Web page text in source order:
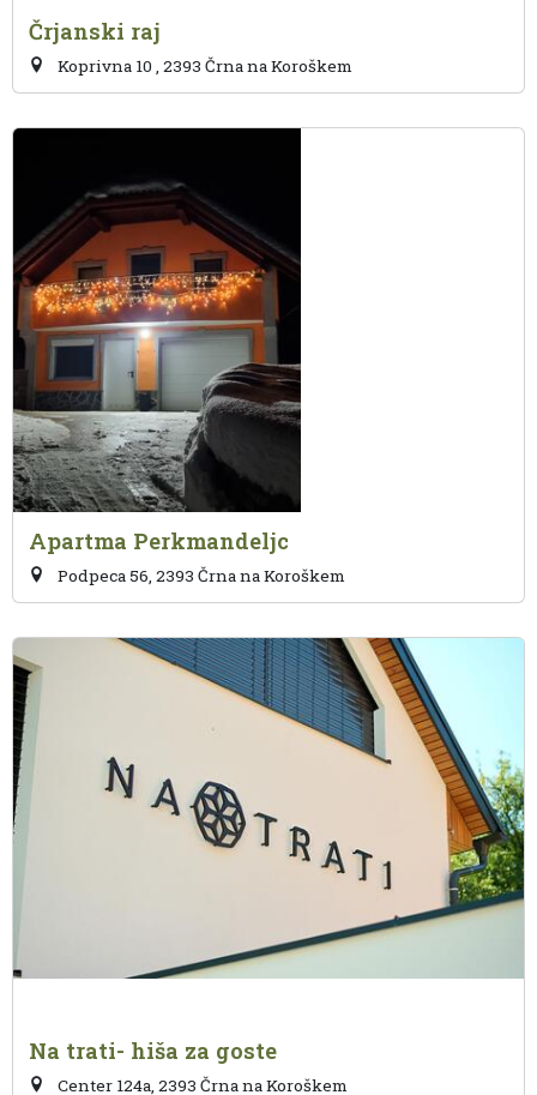
Črjanski raj
Koprivna 10 , 2393 Črna na Koroškem
Apartma Perkmandeljc
Podpeca 56, 2393 Črna na Koroškem
Na trati- hiša za goste
Center 124a, 2393 Črna na Koroškem